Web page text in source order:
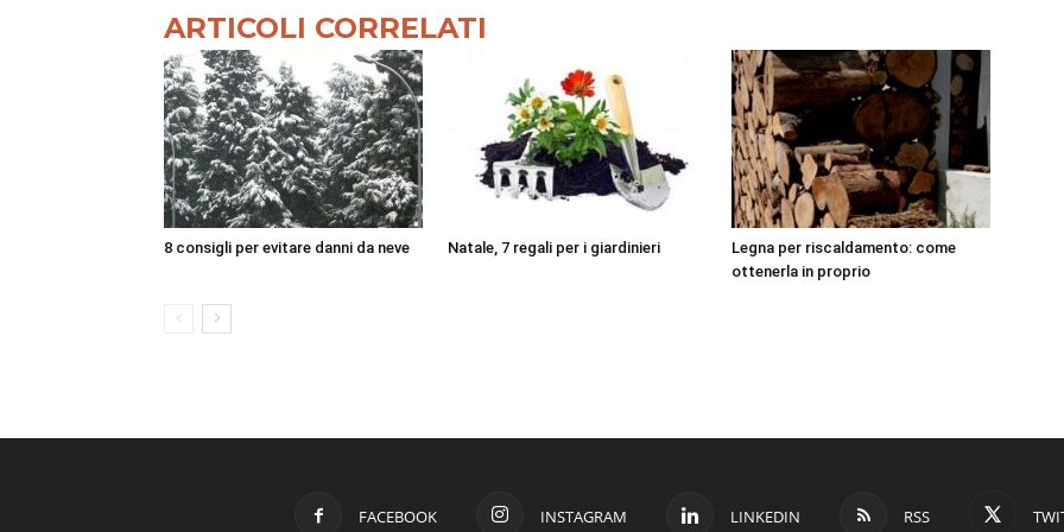
ARTICOLI CORRELATI
8 consigli per evitare danni da neve Natale, 7 regali per i giardinieri
Legna per riscaldamento: come
ottenerla in proprio
FACEBOOK INSTAGRAM LINKEDIN RSS